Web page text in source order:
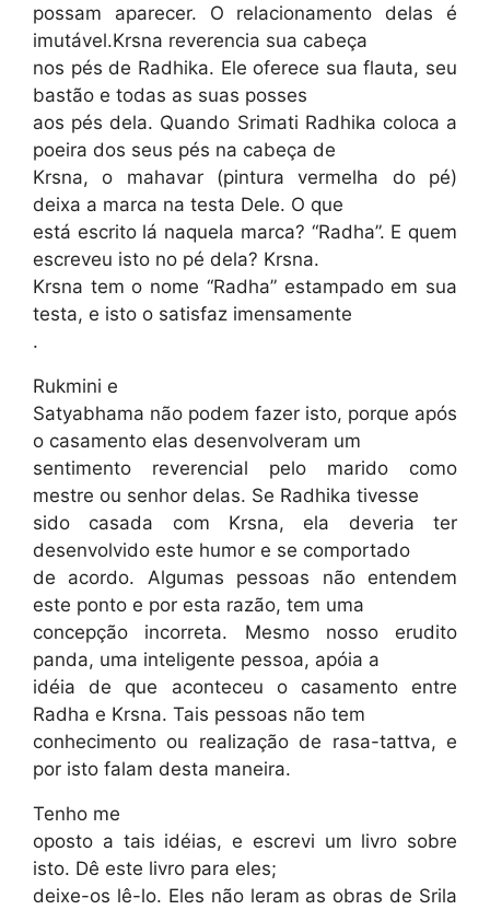
possam aparecer. O relacionamento delas é
imutável.Krsna reverencia sua cabeça
nos pés de Radhika. Ele oferece sua flauta, seu
bastão e todas as suas posses
aos pés dela. Quando Srimati Radhika coloca a
poeira dos seus pés na cabeça de
Krsna, o mahavar (pintura vermelha do pé)
deixa a marca na testa Dele. O que
está escrito lá naquela marca? “Radha”. E quem
escreveu isto no pé dela? Krsna.
Krsna tem o nome “Radha” estampado em sua
testa, e isto o satisfaz imensamente
.
Rukmini e
Satyabhama não podem fazer isto, porque após
o casamento elas desenvolveram um
sentimento reverencial pelo marido como
mestre ou senhor delas. Se Radhika tivesse
sido casada com Krsna, ela deveria ter
desenvolvido este humor e se comportado
de acordo. Algumas pessoas não entendem
este ponto e por esta razão, tem uma
concepção incorreta. Mesmo nosso erudito
panda, uma inteligente pessoa, apóia a
idéia de que aconteceu o casamento entre
Radha e Krsna. Tais pessoas não tem
conhecimento ou realização de rasa-tattva, e
por isto falam desta maneira.
Tenho me
oposto a tais idéias, e escrevi um livro sobre
isto. Dê este livro para eles;
deixe-os lê-lo. Eles não leram as obras de Srila